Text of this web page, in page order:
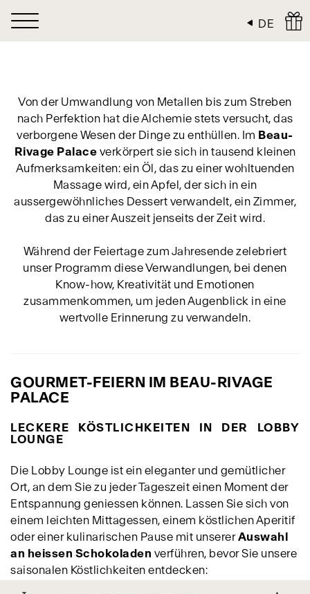
DE
Von der Umwandlung von Metallen bis zum Streben
nach Perfektion hat die Alchemie stets versucht, das
verborgene Wesen der Dinge zu enthüllen. Im Beau-
Rivage Palace verkörpert sie sich in tausend kleinen
Aufmerksamkeiten: ein Öl, das zu einer wohltuenden
Massage wird, ein Apfel, der sich in ein
aussergewöhnliches Dessert verwandelt, ein Zimmer,
das zu einer Auszeit jenseits der Zeit wird.
Während der Feiertage zum Jahresende zelebriert
unser Programm diese Verwandlungen, bei denen
Know-how, Kreativität und Emotionen
zusammenkommen, um jeden Augenblick in eine
wertvolle Erinnerung zu verwandeln.
GOURMET-FEIERN IM BEAU-RIVAGE
PALACE
LECKERE KÖSTLICHKEITEN IN DER LOBBY
LOUNGE
Die Lobby Lounge ist ein eleganter und gemütlicher
Ort, an dem Sie zu jeder Tageszeit einen Moment der
Entspannung geniessen können. Lassen Sie sich von
einem leichten Mittagessen, einem köstlichen Aperitif
oder einer kulinarischen Pause mit unsererAuswahl
an heissen Schokoladen verführen, bevor Sie unsere
saisonalen Köstlichkeiten entdecken: